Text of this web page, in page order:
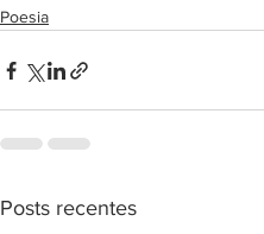
Poesia
Posts recentes